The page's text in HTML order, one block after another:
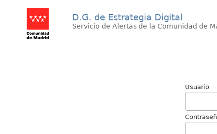
D.G. de Estrategia Digital
Servicio de Alertas de la Comunidad de
Usuario